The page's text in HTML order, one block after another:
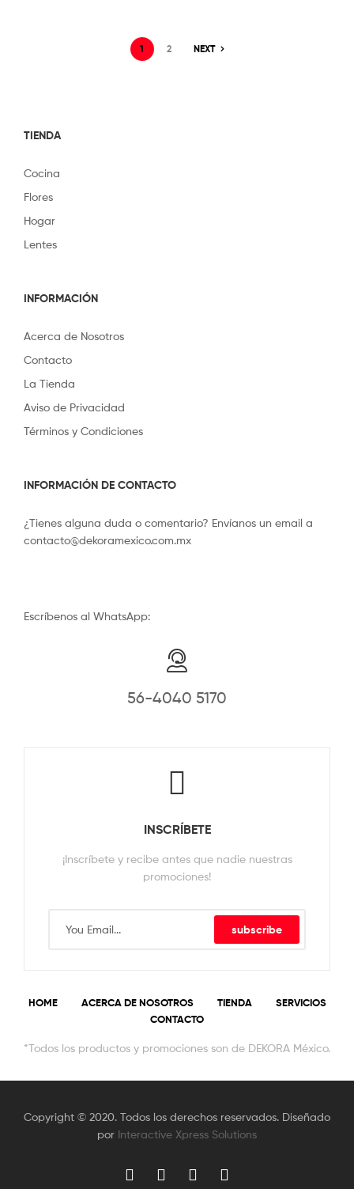
1 2 NEXT
TIENDA
Cocina
Flores
Hogar
Lentes
INFORMACIÓN
Acerca de Nosotros
Contacto
La Tienda
Aviso de Privacidad
Términos y Condiciones
INFORMACIÓN DE CONTACTO
¿Tienes alguna duda o comentario? Envíanos un email a
contacto@dekoramexico.com.mx
Escríbenos al WhatsApp:
56-4040 5170
INSCRÍBETE
¡Inscríbete y recibe antes que nadie nuestras
promociones!
subscribe
HOME ACERCA DE NOSOTROS TIENDA
SERVICIOS
CONTACTO
*Todos los productos y promociones son de DEKORA México.
Copyright © 2020. Todos los derechos reservados. Diseñado
por Interactive Xpress Solutions